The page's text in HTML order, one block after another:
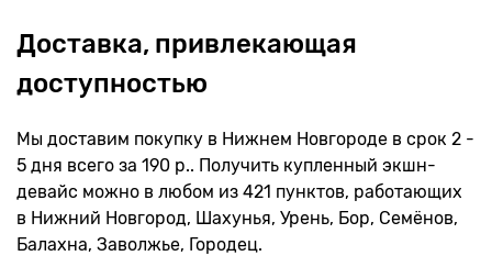
Доставка, привлекающая
доступностью
Мы доставим покупку в Нижнем Новгороде в срок 2 -
5 дня всего за 190 р.. Получить купленный экшн-
девайс можно в любом из 421 пунктов, работающих
в Нижний Новгород, Шахунья, Урень, Бор, Семёнов,
Балахна, Заволжье, Городец.